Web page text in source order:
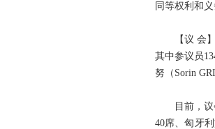
同等权利和义
【议 会
其中参议员
努（Sorin
目前，
40席、匈牙